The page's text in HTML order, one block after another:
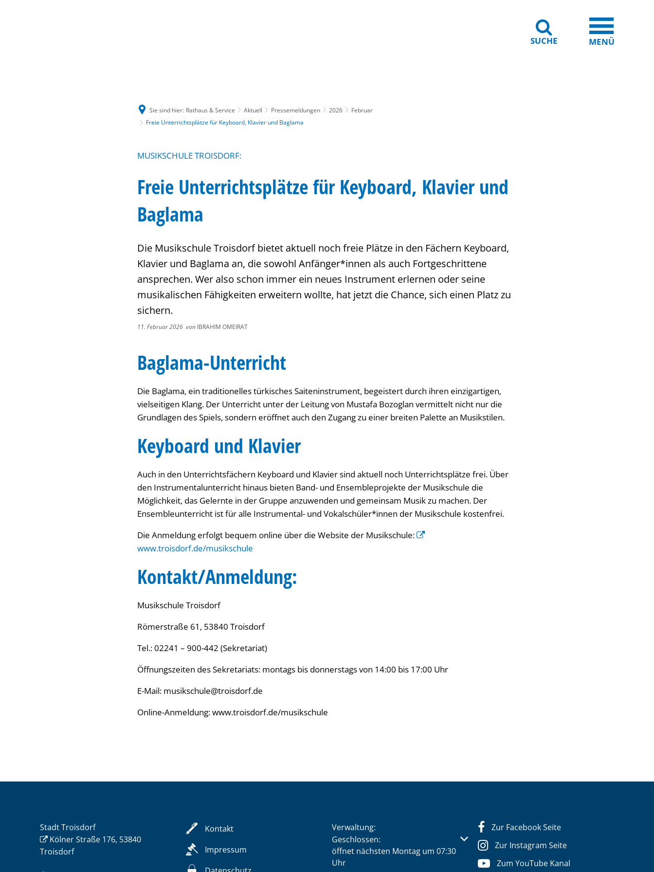
SUCHE MENÜ
Sie sind hier: Rathaus & Service Aktuell Pressemeldungen 2026
Februar
Freie Unterrichtsplätze für Keyboard, Klavier und Baglama
MUSIKSCHULE TROISDORF:
Freie Unterrichtsplätze für Keyboard, Klavier und
Baglama
Die Musikschule Troisdorf bietet aktuell noch freie Plätze in den Fächern Keyboard,
Klavier und Baglama an, die sowohl Anfänger*innen als auch Fortgeschrittene
ansprechen. Wer also schon immer ein neues Instrument erlernen oder seine
musikalischen Fähigkeiten erweitern wollte, hat jetzt die Chance, sich einen Platz zu
sichern.
11. Februar 2026 von IBRAHIM OMEIRAT
Baglama-Unterricht
Die Baglama, ein traditionelles türkisches Saiteninstrument, begeistert durch ihren einzigartigen,
vielseitigen Klang. Der Unterricht unter der Leitung von Mustafa Bozoglan vermittelt nicht nur die
Grundlagen des Spiels, sondern eröffnet auch den Zugang zu einer breiten Palette an Musikstilen.
Keyboard und Klavier
Auch in den Unterrichtsfächern Keyboard und Klavier sind aktuell noch Unterrichtsplätze frei. Über
den Instrumentalunterricht hinaus bieten Band- und Ensembleprojekte der Musikschule die
Möglichkeit, das Gelernte in der Gruppe anzuwenden und gemeinsam Musik zu machen. Der
Ensembleunterricht ist für alle Instrumental- und Vokalschüler*innen der Musikschule kostenfrei.
Die Anmeldung erfolgt bequem online über die Website der Musikschule:
www.troisdorf.de/musikschule
Kontakt/Anmeldung:
Musikschule Troisdorf
Römerstraße 61, 53840 Troisdorf
Tel.: 02241 – 900-442 (Sekretariat)
Öffnungszeiten des Sekretariats: montags bis donnerstags von 14:00 bis 17:00 Uhr
E-Mail: musikschule@troisdorf.de
Online-Anmeldung: www.troisdorf.de/musikschule
Stadt Troisdorf
Kölner Straße 176, 53840
Troisdorf
Kontakt
Impressum
Verwaltung:
Klicken, um weitere Öffnungs- oder Schließzeiten auszublenden
Geschlossen:
öffnet nächsten Montag um 07:30
Uhr
Zur Facebook Seite
Zur Instagram Seite
Zum YouTube Kanal